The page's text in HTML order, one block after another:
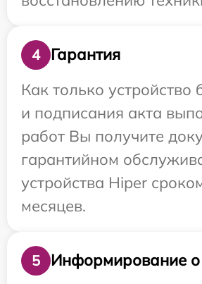
4
Гарантия
Как только устройство
и подписания акта
работ Вы получите
гарантийном
устройства Hiper
месяцев.
5
Информирование о